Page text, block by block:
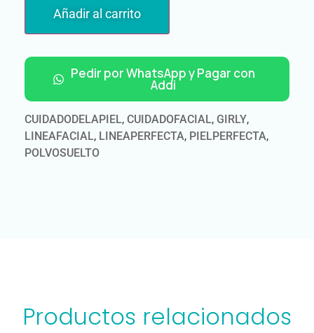
Añadir al carrito
Pedir por WhatsApp y Pagar con
Addi
CUIDADODELAPIEL, CUIDADOFACIAL, GIRLY,
LINEAFACIAL, LINEAPERFECTA, PIELPERFECTA,
POLVOSUELTO
Productos relacionados